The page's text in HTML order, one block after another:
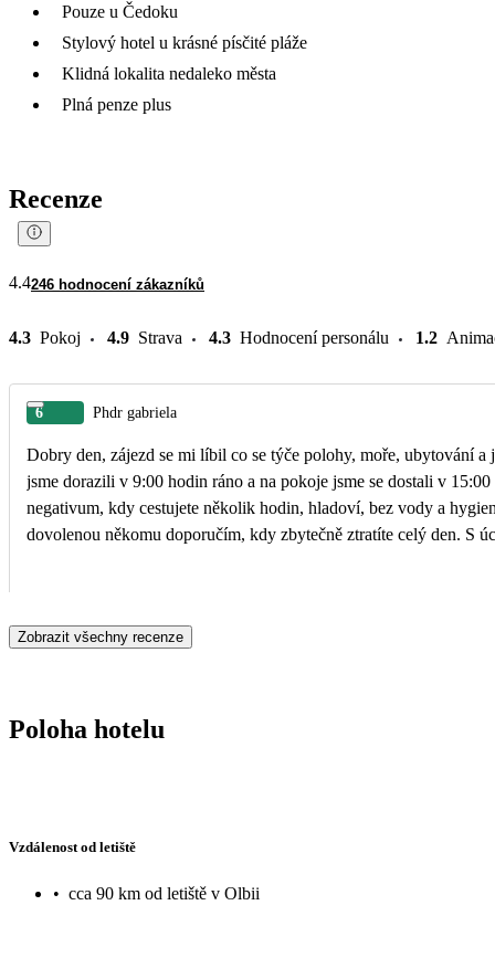
Pouze u Čedoku
Stylový hotel u krásné písčité pláže
Klidná lokalita nedaleko města
Plná penze plus
Recenze
4.4246 hodnocení zákazníků
4.3 Pokoj 4.9 Strava 4.3 Hodnocení personálu 1.2
6 Phdr gabriela
Dobry den, zájezd se mi líbil co se týče polohy, moře, ubytování a jídla bylo vše velmi kvalitní. Jako velkou negativní připomínku mám pozdní ubytování na pokoje. Na místo určení
jsme dorazili v 9:00 hodin ráno a na pokoje jsme se dostali v
negativum, kdy cestujete několik hodin, hladoví, bez vody a
dovolenou
Zobrazit všechny recenze
Poloha hotelu
Vzdálenost od letiště
• cca 90 km od letiště v Olbii